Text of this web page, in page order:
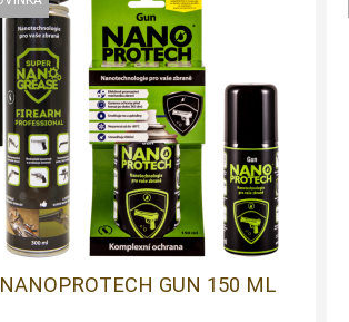
NANOPROTECH GUN 150 ML